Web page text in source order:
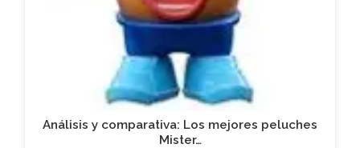
Análisis y comparativa: Los mejores peluches
Mister…